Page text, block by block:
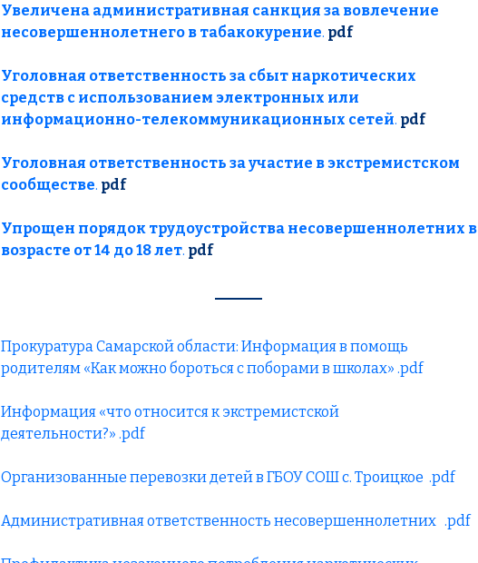
Увеличена административная санкция за вовлечение
несовершеннолетнего в табакокурение. pdf
Уголовная ответственность за сбыт наркотических
средств с использованием электронных или
информационно-телекоммуникационных сетей. pdf
Уголовная ответственность за участие в экстремистском
сообществе. pdf
Упрощен порядок трудоустройства несовершеннолетних в
возрасте от 14 до 18 лет. pdf
Прокуратура Самарской области: Информация в помощь
родителям «Как можно бороться с поборами в школах» .pdf
Информация «что относится к экстремистской
деятельности?» .pdf
Организованные перевозки детей в ГБОУ СОШ с. Троицкое .pdf
Административная ответственность несовершеннолетних .pdf